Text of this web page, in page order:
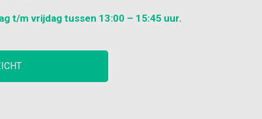
t/m vrijdag tussen 13:00 – 15:45 uur.